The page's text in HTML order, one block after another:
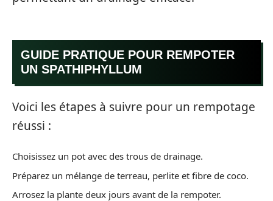
GUIDE PRATIQUE POUR REMPOTER
UN SPATHIPHYLLUM
Voici les étapes à suivre pour un rempotage
réussi :
Choisissez un pot avec des trous de drainage.
Préparez un mélange de terreau, perlite et fibre de coco.
Arrosez la plante deux jours avant de la rempoter.